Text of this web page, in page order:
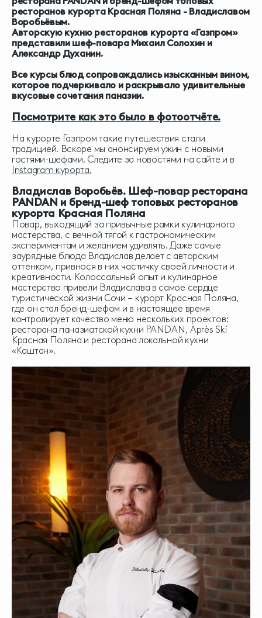
ресторанов курорта Красная Поляна - Владиславом
Воробьёвым.
Авторскую кухню ресторанов курорта «Газпром»
представили шеф-повара Михаил Солохин и
Александр Духанин.
Все курсы блюд сопровождались изысканным вином,
которое подчеркивало и раскрывало удивительные
вкусовые сочетания паназии.
Посмотрите как это было в фотоотчёте.
На курорте Газпром такие путешествия стали
традицией. Вскоре мы анонсируем ужин с новыми
гостями-шефами. Следите за новостями на сайте и в
Instagram курорта.
Владислав Воробьёв. Шеф-повар ресторана
PANDAN и бренд-шеф топовых ресторанов
курорта Красная Поляна
Повар, выходящий за привычные рамки кулинарного
мастерства, с вечной тягой к гастрономическим
экспериментам и желанием удивлять. Даже самые
заурядные блюда Владислав делает с авторским
оттенком, привнося в них частичку своей личности и
креативности. Колоссальный опыт и кулинарное
мастерство привели Владислава в самое сердце
туристической жизни Сочи – курорт Красная Поляна,
где он стал бренд-шефом и в настоящее время
контролирует качество меню нескольких проектов:
ресторана паназиатской кухни PANDAN, Après Ski
Красная Поляна и ресторана локальной кухни
«Каштан».